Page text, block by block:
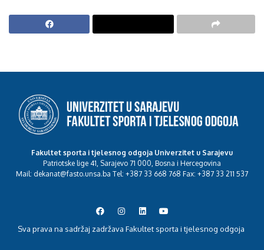
Fakultet sporta i tjelesnog odgoja Univerzitet u Sarajevu
Patriotske lige 41, Sarajevo 71 000, Bosna i Hercegovina
Mail: dekanat@fasto.unsa.ba Tel: +387 33 668 768 Fax: +387 33 211 537
Sva prava na sadržaj zadržava Fakultet sporta i tjelesnog odgoja